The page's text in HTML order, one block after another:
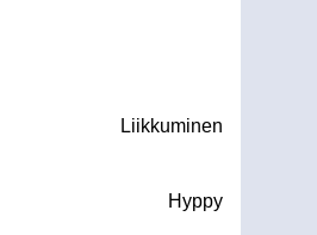
Liikkuminen
Hyppy